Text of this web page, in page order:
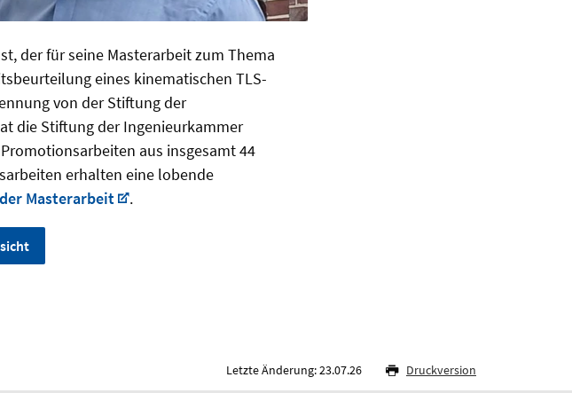
der für seine Masterarbeit zum Thema
eines kinematischen TLS-
von der Stiftung der
die Stiftung der Ingenieurkammer
aus insgesamt 44
erhalten eine lobende
Masterarbeit .
Letzte Änderung: 23.07.26 Druckversion